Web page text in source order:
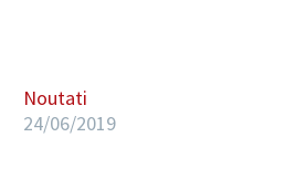
RO
Noutati
24/06/2019